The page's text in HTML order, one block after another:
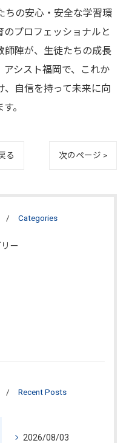
ちの安心・安全な学習環
プロフェッショナルと
師陣が、生徒たちの成長
アシスト福岡で、これか
、自信を持って未来に向
。
る 次のページ >
Categories
ー
Recent Posts
2026/08/03